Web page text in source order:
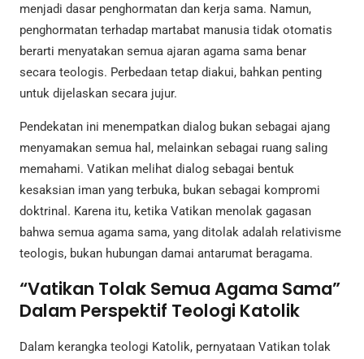
menjadi dasar penghormatan dan kerja sama. Namun,
penghormatan terhadap martabat manusia tidak otomatis
berarti menyatakan semua ajaran agama sama benar
secara teologis. Perbedaan tetap diakui, bahkan penting
untuk dijelaskan secara jujur.
Pendekatan ini menempatkan dialog bukan sebagai ajang
menyamakan semua hal, melainkan sebagai ruang saling
memahami. Vatikan melihat dialog sebagai bentuk
kesaksian iman yang terbuka, bukan sebagai kompromi
doktrinal. Karena itu, ketika Vatikan menolak gagasan
bahwa semua agama sama, yang ditolak adalah relativisme
teologis, bukan hubungan damai antarumat beragama.
“Vatikan Tolak Semua Agama Sama”
Dalam Perspektif Teologi Katolik
Dalam kerangka teologi Katolik, pernyataan Vatikan tolak